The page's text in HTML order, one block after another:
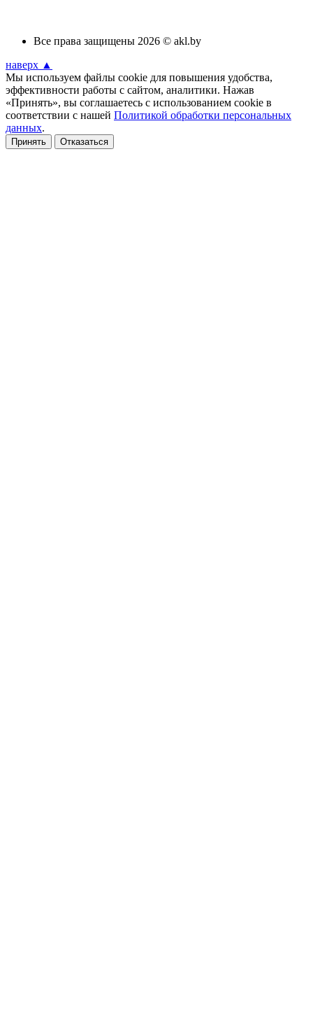
Все права защищены 2026 © akl.by
наверх ▲
Мы используем файлы cookie для повышения удобства,
эффективности работы с сайтом, аналитики. Нажав
«Принять», вы соглашаетесь с использованием cookie в
соответствии с нашей Политикой обработки персональных
данных.
Принять Отказаться